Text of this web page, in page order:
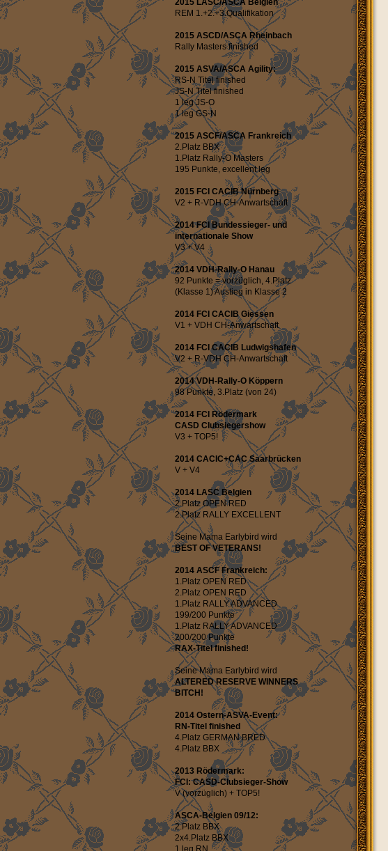
2015 LASC/ASCA Belgien
REM 1.+2.+3.Qualifikation
2015 ASCD/ASCA Rheinbach
Rally Masters finished
2015 ASVA/ASCA Agility:
RS-N Titel finished
JS-N Titel finished
1 leg JS-O
1 leg GS-N
2015 ASCF/ASCA Frankreich
2.Platz BBX
1.Platz Rally-O Masters
195 Punkte, excellent leg
2015 FCI CACIB Nürnberg
V2 + R-VDH CH-Anwartschaft
2014 FCI Bundessieger- und
internationale Show
V3 + V4
2014 VDH-Rally-O Hanau
92 Punkte = vorzüglich, 4.Platz
(Klasse 1) Austieg in Klasse 2
2014 FCI CACIB Giessen
V1 + VDH CH-Anwartschaft
2014 FCI CACIB Ludwigshafen
V2 + R-VDH CH-Anwartschaft
2014 VDH-Rally-O Köppern
98 Punkte, 3.Platz (von 24)
2014 FCI Rödermark
CASD Clubsiegershow
V3 + TOP5!
2014 CACIC+CAC Saarbrücken
V + V4
2014 LASC Belgien
2.Platz OPEN RED
2.Platz RALLY EXCELLENT
Seine Mama Earlybird wird
BEST OF VETERANS!
2014 ASCF Frankreich:
1.Platz OPEN RED
2.Platz OPEN RED
1.Platz RALLY ADVANCED
199/200 Punkte
1.Platz RALLY ADVANCED
200/200 Punkte
RAX-Titel finished!
Seine Mama Earlybird wird
ALTERED RESERVE WINNERS
BITCH!
2014 Ostern-ASVA-Event:
RN-Titel finished
4.Platz GERMAN BRED
4.Platz BBX
2013 Rödermark:
FCI: CASD-Clubsieger-Show
V (vorzüglich) + TOP5!
ASCA-Belgien 09/12:
2.Platz BBX
2x4.Platz BBX
1.leg RN